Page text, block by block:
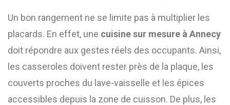
Un bon rangement ne se limite pas à multiplier les
placards. En effet, une cuisine sur mesure à Annecy
doit répondre aux gestes réels des occupants. Ainsi,
les casseroles doivent rester près de la plaque, les
couverts proches du lave-vaisselle et les épices
accessibles depuis la zone de cuisson. De plus, les